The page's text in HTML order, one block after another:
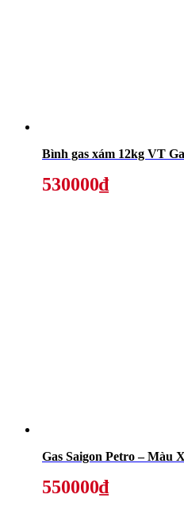
Bình gas xám 12kg VT
530000₫
Gas Saigon Petro – Màu
550000₫